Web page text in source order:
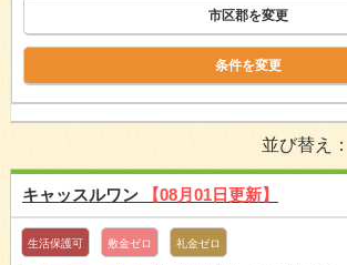
市区郡を変更
条件を変更
並び替え：
キャッスルワン 【08月01日更新】
生活保護可 敷金ゼロ 礼金ゼロ